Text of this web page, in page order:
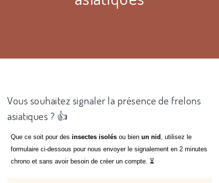
Vous souhaitez signaler la présence de frelons
asiatiques ? 👍
Que ce soit pour desinsectes isolés ou bienun nid , utilisez le
formulaire ci-dessous pour nous envoyer le signalement en 2 minutes
chrono et sans avoir besoin de créer un compte. ⏳